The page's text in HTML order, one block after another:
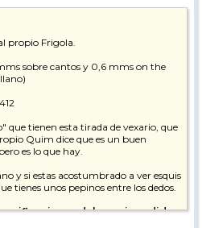
propio Frigola.
sobre cantos y 0,6 mms on the
que tienen esta tirada de vexario, que
Quim dice que es un buen
es lo que hay.
y si estas acostumbrado a ver esquis
tienes unos pepinos entre los dedos.
del esqui, medidas,